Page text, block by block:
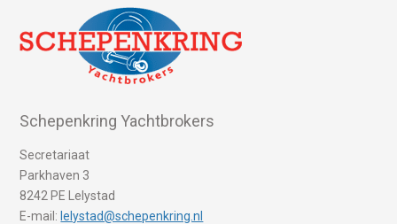
Schepenkring Yachtbrokers
Secretariaat
Parkhaven 3
8242 PE Lelystad
E-mail: lelystad@schepenkring.nl